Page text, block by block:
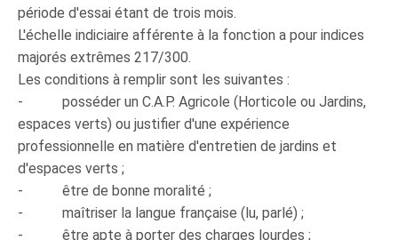
période d'essai étant de trois mois.
L'échelle indiciaire afférente à la fonction a pour indices
majorés extrêmes 217/300.
Les conditions à remplir sont les suivantes :
- posséder un C.A.P. Agricole (Horticole ou Jardins,
espaces verts) ou justifier d'une expérience
professionnelle en matière d'entretien de jardins et
d'espaces verts ;
- être de bonne moralité ;
- maîtriser la langue française (lu, parlé) ;
- être apte à porter des charges lourdes ;